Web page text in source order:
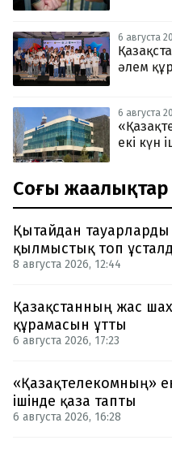
6 августа
әлем
6 августа
екі күн
Соңғы жаңалықтар
Қытайдан
қылмыстық топ
8 августа 2026, 12:44
Қазақстанның жас
құрамасын ұтты
6 августа 2026, 17:23
«Қазақтелекомның»
ішінде қаза тапты
6 августа 2026, 16:28